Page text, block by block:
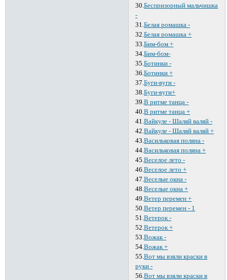
30.Беспризорный мальчишка
-
31.Белая ромашка -
32.Белая ромашка +
33.Бим-бом +
34.Бим-бом-
35.Ботинки -
36.Ботинки +
37.Буги-вуги -
38.Буги-вуги+
39.В ритме танца -
40.В ритме танца +
41.Вайкуле - Шаляй валяй -
42.Вайкуле - Шаляй валяй +
43.Васильковая поляна -
44.Васильковая поляна +
45.Веселое лето -
46.Веселое лето +
47.Веселые окна -
48.Веселые окна +
49.Ветер перемен +
50.Ветер перемен - 1
51.Ветерок -
52.Ветерок +
53.Вожак -
54.Вожак +
55.Вот мы взяли краски в
руки -
56.Вот мы взяли краски в